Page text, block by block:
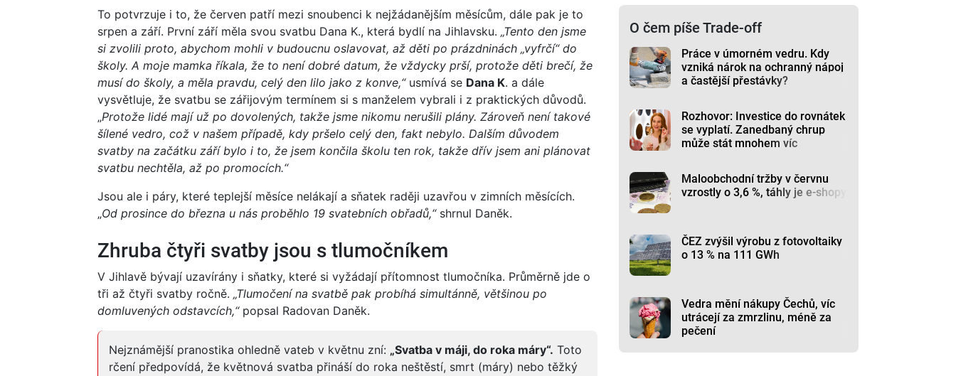
To potvrzuje i to, že červen patří mezi snoubenci k nejžádanějším měsícům, dále pak je to
srpen a září. První září měla svou svatbu Dana K., která bydlí na Jihlavsku. „Tento den jsme
si zvolili proto, abychom mohli v budoucnu oslavovat, až děti po prázdninách „vyfrčí“ do
školy. A moje mamka říkala, že to není dobré datum, že vždycky prší, protože děti brečí, že
musí do školy, a měla pravdu, celý den lilo jako z konve,“usmívá se Dana K. a dále
vysvětluje, že svatbu se zářijovým termínem si s manželem vybrali i z praktických důvodů.
„Protože lidé mají už po dovolených, takže jsme nikomu nerušili plány. Zároveň není takové
šílené vedro, což v našem případě, kdy pršelo celý den, fakt nebylo. Dalším důvodem
svatby na začátku září bylo i to, že jsem končila školu ten rok, takže dřív jsem ani plánovat
svatbu nechtěla, až po promocích.“
Jsou ale i páry, které teplejší měsíce nelákají a sňatek raději uzavřou v zimních měsících.
„Od prosince do března u nás proběhlo 19 svatebních obřadů,“shrnul Daněk.
Zhruba čtyři svatby jsou s tlumočníkem
V Jihlavě bývají uzavírány i sňatky, které si vyžádají přítomnost tlumočníka. Průměrně jde o
tři až čtyři svatby ročně. „Tlumočení na svatbě pak probíhá simultánně, většinou po
domluvených odstavcích,“ popsal Radovan Daněk.
Nejznámější pranostika ohledně vateb v květnu zní: „Svatba v máji, do roka máry“. Toto
rčení předpovídá, že květnová svatba přináší do roka neštěstí, smrt (máry) nebo těžký
O čem píše Trade-off
Práce v úmorném vedru. Kdy
vzniká nárok na ochranný nápoj
a častější přestávky?
Rozhovor: Investice do rovnátek
se vyplatí. Zanedbaný chrup
může stát mnohem víc
Maloobchodní tržby v červnu
vzrostly o 3,6 %, táhly je e-shopy
ČEZ zvýšil výrobu z fotovoltaiky
o 13 % na 111 GWh
Vedra mění nákupy Čechů, víc
utrácejí za zmrzlinu, méně za
pečení